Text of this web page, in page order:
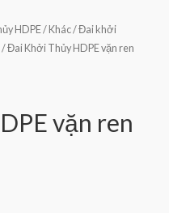
HDPE/ Khác/Đai khởi
/ Đai Khởi Thủy HDPE vặn ren
vặn ren